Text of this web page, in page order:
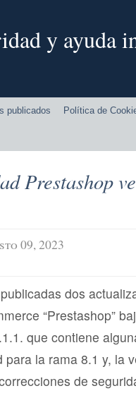
y ayuda
publicados Política de
Prestashop
09, 2023
dos
“Prestashop”
que contiene
para la rama 8.1 y, la
de